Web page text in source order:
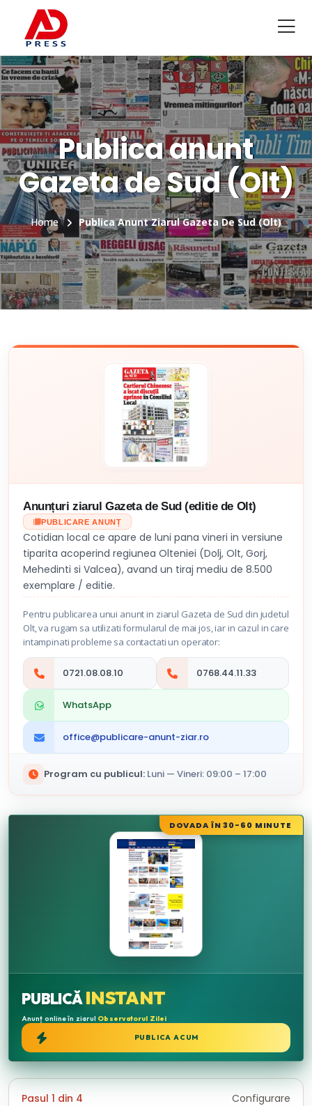
Publica anunt
Gazeta de Sud (Olt)
Home Publica Anunt Ziarul Gazeta De Sud (Olt)
Anunțuri ziarul Gazeta de Sud (editie de Olt)
PUBLICARE ANUNȚ
Cotidian local ce apare de luni pana vineri in versiune
tiparita acoperind regiunea Olteniei (Dolj, Olt, Gorj,
Mehedinti si Valcea), avand un tiraj mediu de 8.500
exemplare / editie.
Pentru publicarea unui anunt in ziarul Gazeta de Sud din judetul
Olt, va rugam sa utilizati formularul de mai jos, iar in cazul in care
intampinati probleme sa contactati un operator:
0721.08.08.10 0768.44.11.33
WhatsApp
office@publicare-anunt-ziar.ro
Program cu publicul: Luni — Vineri: 09:00 – 17:00
DOVADA ÎN 30-60 MINUTE
PUBLICĂINSTANT
Anunț online în ziarul Observatorul Zilei
PUBLICA ACUM
Pasul 1 din 4 Configurare